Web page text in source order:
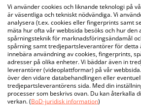
Vi använder cookies och liknande teknologi på
är väsentliga och tekniskt nödvändiga. Vi
analysera (t.ex. cookies eller fingerprints samt
mäta hur ofta vår webbsida besöks och hur den
spårningsteknik för marknadsföringsändamål
spårning samt tredjepartsleverantörer för detta
innebära användning av cookies, fingerprints,
adresser på olika enheter. Vi bäddar även in
leverantörer (videoplattformar) på vår
över den vidare databehandlingen eller
tredjepartsleverantörens sida. Med din
processer som beskrivs ovan. Du kan återkalla
verkan. (BoD-juridisk information)